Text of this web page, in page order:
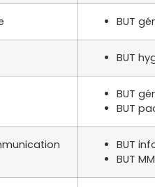
BUT
BUT
BUT
BUT
BUT
BUT